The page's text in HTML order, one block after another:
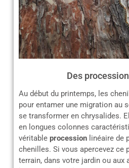
Des
Au début du printemps, les
pour entamer une migration au
se transformer en chrysalides.
en longues colonnes
véritable procession linéaire de
chenilles. Si vous apercevez ce
terrain, dans votre jardin ou aux